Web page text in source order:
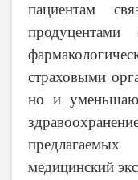
пациентам
продуцентами
страховыми
но и
медицинский